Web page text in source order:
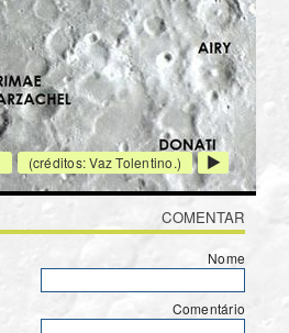
(créditos: Vaz Tolentino.)
Próxima
Foto
>
COMENTAR
Nome
Comentário